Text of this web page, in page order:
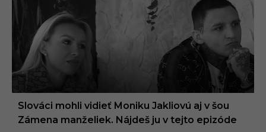
Slováci mohli vidieť Moniku Jakliovú aj v šou
Zámena manželiek. Nájdeš ju v tejto epizóde